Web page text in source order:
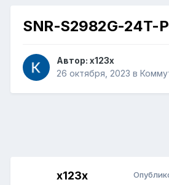
SNR-S2982G-24T-
Автор: x123x
26 октября, 2023 в
x123x